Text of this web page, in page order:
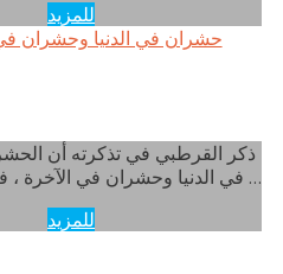
للمزيد
ذكر القرطبي في تذكرته أن
في الدنيا وحشران في الآخرة ، فاللذان في الدنيا …
للمزيد